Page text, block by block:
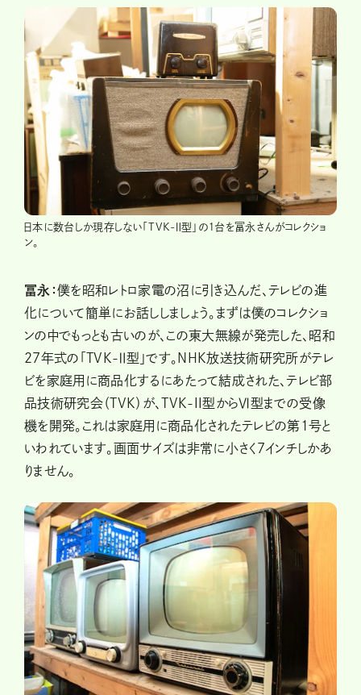
日本に数台しか現存しない「TVK-Ⅱ型」の１台を冨永さんがコレクショ
ン。
冨永：僕を昭和レトロ家電の沼に引き込んだ、テレビの進
化について簡単にお話ししましょう。まずは僕のコレクショ
ンの中でもっとも古いのが、この東大無線が発売した、昭和
27年式の「TVK-Ⅱ型」です。NHK放送技術研究所がテレ
ビを家庭用に商品化するにあたって結成された、テレビ部
品技術研究会（TVK）が、TVK-II型からⅥ型までの受像
機を開発。これは家庭用に商品化されたテレビの第1号と
いわれています。画面サイズは非常に小さく7インチしかあ
りません。